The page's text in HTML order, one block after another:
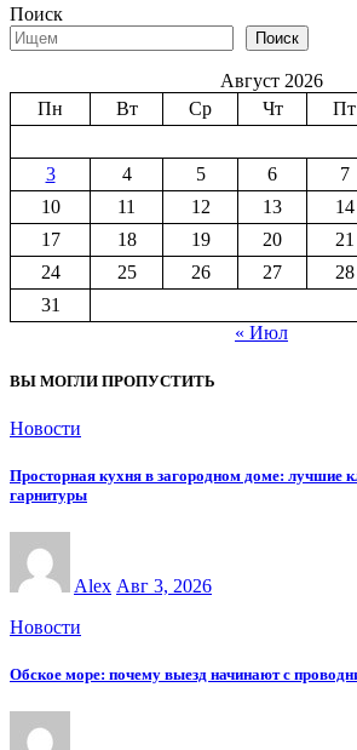
Поиск
Поиск
Август 2026
Пн
Вт Ср Чт Пт
3
4 5 6 7
10
11 12 13 14
17
18 19 20 21
24
25 26 27 28
31
« Июл
ВЫ МОГЛИ ПРОПУСТИТЬ
Новости
Просторная кухня в загородном доме: лучшие
гарнитуры
Alex Авг 3, 2026
Новости
Обское море: почему выезд начинают с